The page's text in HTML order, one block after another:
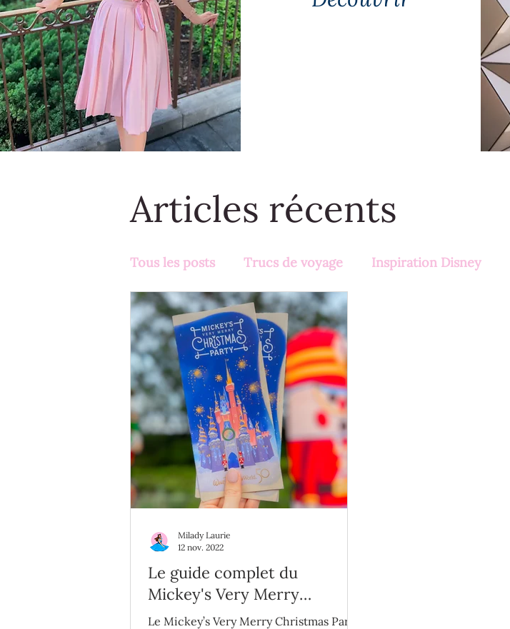
Articles récents
Tous les posts Trucs de voyage Inspiration Disney
Activités en famille
Le guide complet du
Mickey's Very Merry
Christmas Party 2022
Le Mickey’s Very Merry Christmas Party
Milady Laurie
12 nov. 2022